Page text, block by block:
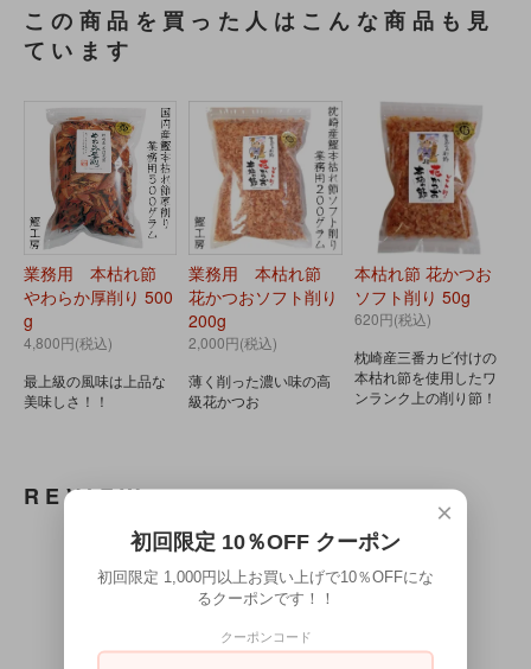
この商品を買った人はこんな商品も見
ています
業務用 本枯れ節
やわらか厚削り 500
g
4,800円(税込)
最上級の風味は上品な
美味しさ！！
業務用 本枯れ節
花かつおソフト削り
200g
2,000円(税込)
薄く削った濃い味の高
級花かつお
本枯れ節 花かつお
ソフト削り 50g
620円(税込)
枕崎産三番カビ付けの
本枯れ節を使用したワ
ンランク上の削り節！
REVIEW
WRITE REVIEW
×
初回限定 10％OFF クーポン
初回限定 1,000円以上お買い上げで10％OFFにな
るクーポンです！！
クーポンコード